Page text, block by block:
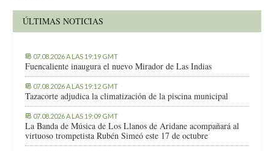
ÚLTIMAS NOTICIAS
07.08.2026 A LAS 19:19 GMT
Fuencaliente inaugura el nuevo Mirador de Las Indias
07.08.2026 A LAS 19:12 GMT
Tazacorte adjudica la climatización de la piscina municipal
07.08.2026 A LAS 19:09 GMT
La Banda de Música de Los Llanos de Aridane acompañará al
virtuoso trompetista Rubén Simeó este 17 de octubre